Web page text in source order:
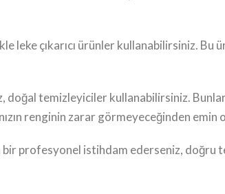
leke çıkarıcı ürünler kullanabilirsiniz. Bu
temizleyiciler kullanabilirsiniz.
renginin zarar görmeyeceğinden emin
bir profesyonel istihdam ederseniz, doğru